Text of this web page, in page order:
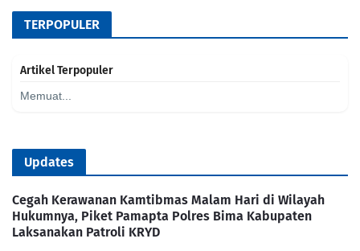
TERPOPULER
Artikel Terpopuler
Memuat...
Updates
Cegah Kerawanan Kamtibmas Malam Hari di Wilayah
Hukumnya, Piket Pamapta Polres Bima Kabupaten
Laksanakan Patroli KRYD